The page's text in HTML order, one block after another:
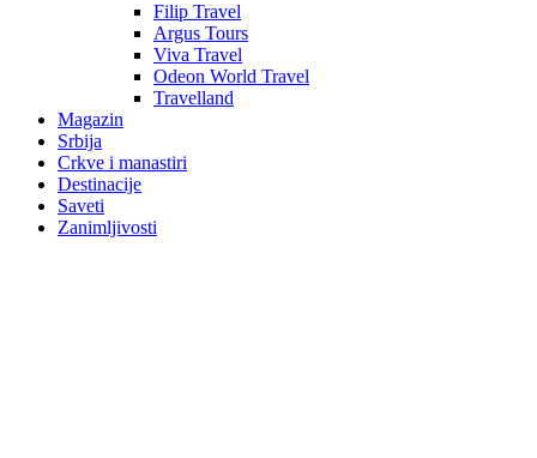
Filip Travel
Argus Tours
Viva Travel
Odeon World Travel
Travelland
Magazin
Srbija
Crkve i manastiri
Destinacije
Saveti
Zanimljivosti